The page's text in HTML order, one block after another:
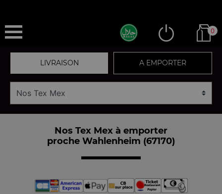
0
LIVRAISON A EMPORTER
Nos Tex Mex à emporter
proche Wahlenheim (67170)